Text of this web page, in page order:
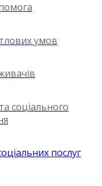
умов
соціального
послуг